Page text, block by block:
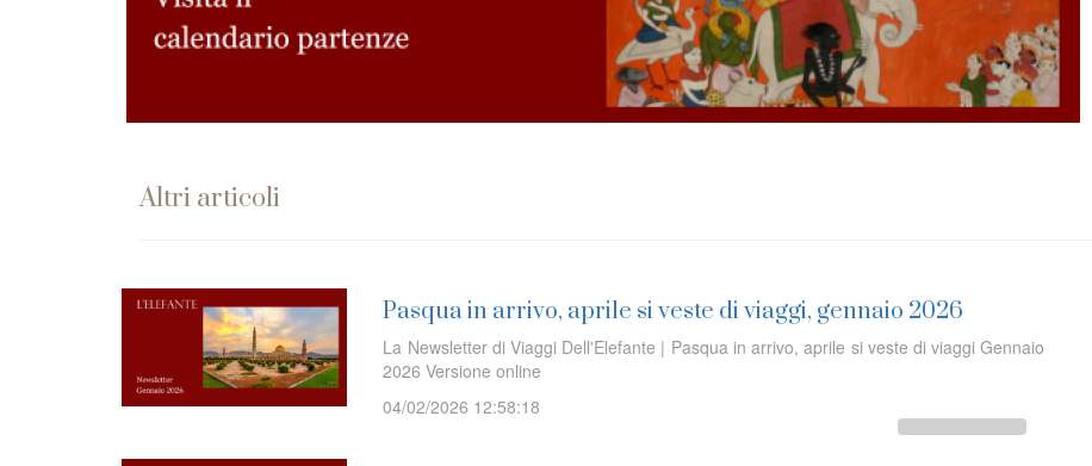
Altri articoli
Pasqua in arrivo, aprile si veste di viaggi, gennaio 2026
La Newsletter di Viaggi Dell'Elefante | Pasqua in arrivo, aprile si veste di viaggi Gennaio
2026 Versione online
04/02/2026 12:58:18